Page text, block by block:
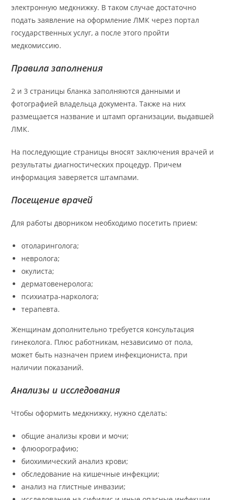
электронную медкнижку. В таком случае достаточно
подать заявление на оформление ЛМК через портал
государственных услуг, а после этого пройти
медкомиссию.
Правила заполнения
2 и 3 страницы бланка заполняются данными и
фотографией владельца документа. Также на них
размещается название и штамп организации, выдавшей
ЛМК.
На последующие страницы вносят заключения врачей и
результаты диагностических процедур. Причем
информация заверяется штампами.
Посещение врачей
Для работы дворником необходимо посетить прием:
отоларинголога;
невролога;
окулиста;
дерматовенеролога;
психиатра-нарколога;
терапевта.
Женщинам дополнительно требуется консультация
гинеколога. Плюс работникам, независимо от пола,
может быть назначен прием инфекциониста, при
наличии показаний.
Анализы и исследования
Чтобы оформить медкнижку, нужно сделать:
общие анализы крови и мочи;
флюорографию;
биохимический анализ крови;
обследование на кишечные инфекции;
анализ на глистные инвазии;